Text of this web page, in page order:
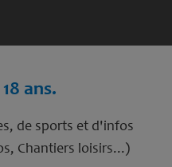
ans.
de sports et d'infos
Chantiers loisirs...)